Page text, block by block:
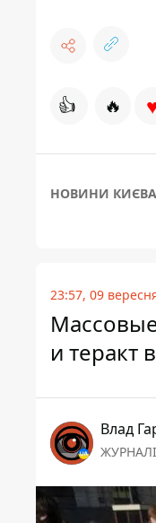
👍 🔥
НОВИНИ КИЄВА
23:57, 09
и теракт
Влад